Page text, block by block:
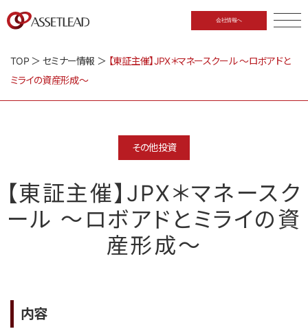
会社情報へ
TOP＞ セミナー情報 ＞ 【東証主催】JPX＊マネースクール ～ロボアドと
ミライの資産形成～
その他投資
【東証主催】JPX＊マネースク
ール ～ロボアドとミライの資
産形成～
内容